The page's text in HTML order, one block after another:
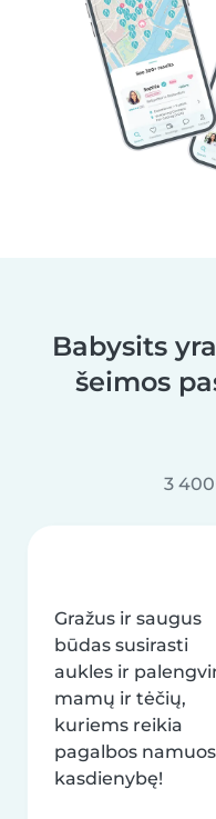
Babysits
šeimos
3
Gražus ir saugus
būdas susirasti
aukles ir
mamų ir tėčių,
kuriems reikia
pagalbos
kasdienybę!